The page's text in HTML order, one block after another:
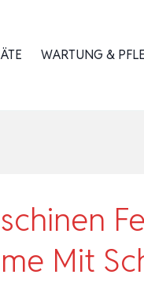
WARTUNG &
Mit